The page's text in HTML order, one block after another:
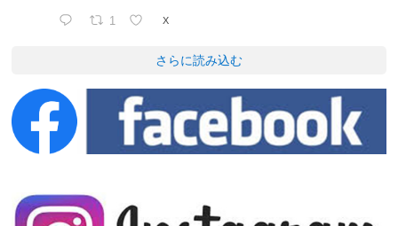
1 X
さらに読み込む